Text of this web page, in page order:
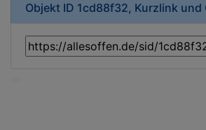
Objekt ID 1cd88f32, Kurzlink und